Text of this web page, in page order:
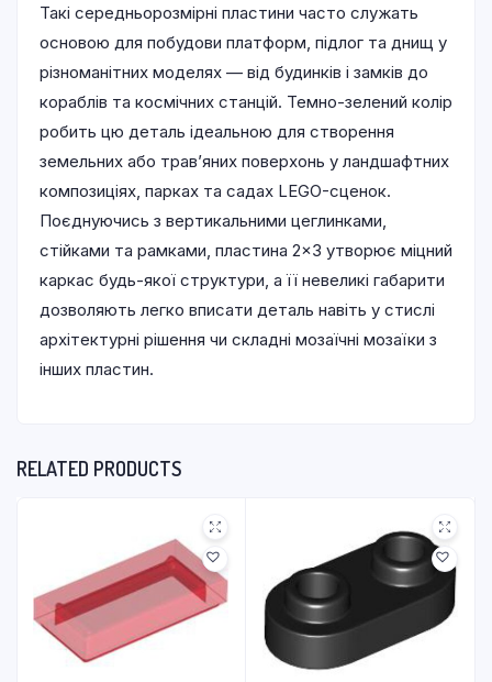
Такі середньорозмірні пластини часто служать
основою для побудови платформ, підлог та днищ у
різноманітних моделях — від будинків і замків до
кораблів та космічних станцій. Темно-зелений колір
робить цю деталь ідеальною для створення
земельних або трав’яних поверхонь у ландшафтних
композиціях, парках та садах LEGO-сценок.
Поєднуючись з вертикальними цеглинками,
стійками та рамками, пластина 2×3 утворює міцний
каркас будь-якої структури, а її невеликі габарити
дозволяють легко вписати деталь навіть у стислі
архітектурні рішення чи складні мозаїчні мозаїки з
інших пластин.
RELATED PRODUCTS